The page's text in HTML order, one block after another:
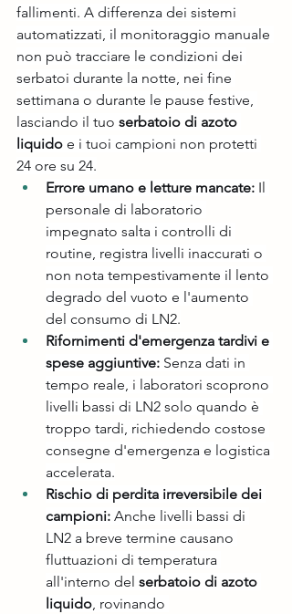
fallimenti. A differenza dei sistemi
automatizzati, il monitoraggio manuale
non può tracciare le condizioni dei
serbatoi durante la notte, nei fine
settimana o durante le pause festive,
lasciando il tuo serbatoio di azoto
liquido e i tuoi campioni non protetti
24 ore su 24.
Errore umano e letture mancate: Il
personale di laboratorio
impegnato salta i controlli di
routine, registra livelli inaccurati o
non nota tempestivamente il lento
degrado del vuoto e l'aumento
del consumo di LN2.
Rifornimenti d'emergenza tardivi e
spese aggiuntive: Senza dati in
tempo reale, i laboratori scoprono
livelli bassi di LN2 solo quando è
troppo tardi, richiedendo costose
consegne d'emergenza e logistica
accelerata.
Rischio di perdita irreversibile dei
campioni: Anche livelli bassi di
LN2 a breve termine causano
fluttuazioni di temperatura
all'interno del serbatoio di azoto
liquido, rovinando